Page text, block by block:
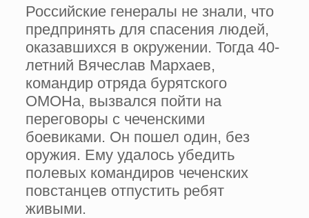
Российские генералы не знали, что
предпринять для спасения людей,
оказавшихся в окружении. Тогда 40-
летний Вячеслав Мархаев,
командир отряда бурятского
ОМОНа, вызвался пойти на
переговоры с чеченскими
боевиками. Он пошел один, без
оружия. Ему удалось убедить
полевых командиров чеченских
повстанцев отпустить ребят
живыми.